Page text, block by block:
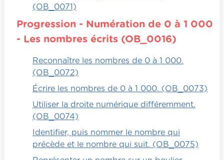
(OB_0071)
Progression - Numération de 0 à 1 000
- Les nombres écrits (OB_0016)
Reconnaître les nombres de 0 à 1 000.
(OB_0072)
Écrire les nombres de 0 à 1 000. (OB_0073)
Utiliser la droite numérique différemment.
(OB_0074)
Identifier, puis nommer le nombre qui
précède et le nombre qui suit. (OB_0075)